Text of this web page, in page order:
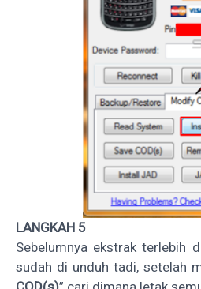
LANGKAH 5
Sebelumnya ekstrak terlebih
sudah di unduh tadi, setelah